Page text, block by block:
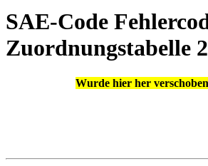
SAE-Code
Zuordnungstabelle
Wurde hier her